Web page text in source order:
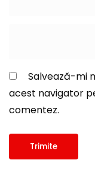
Salvează-mi
acest navigator
comentez.